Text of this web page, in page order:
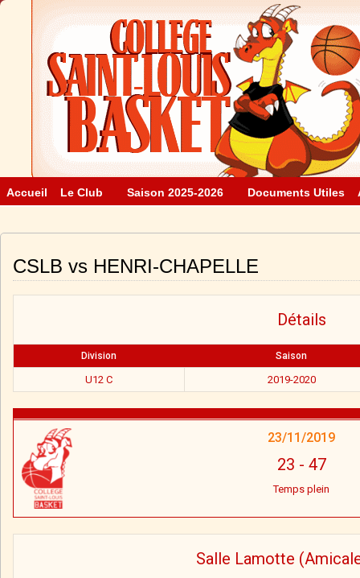
Accueil Le Club Saison 2025-2026 Documents Utiles
CSLB vs HENRI-CHAPELLE
Détails
Division Saison
U12 C 2019-2020
23/11/2019
23 - 47
Temps plein
Salle Lamotte